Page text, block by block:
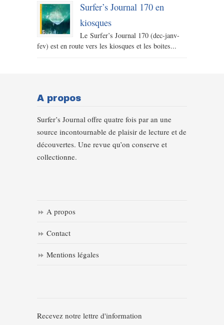
Surfer’s Journal 170 en
kiosques
Le Surfer’s Journal 170 (dec-janv-
fev) est en route vers les kiosques et les boites...
A propos
Surfer’s Journal offre quatre fois par an une
source incontournable de plaisir de lecture et de
découvertes. Une revue qu’on conserve et
collectionne.
A propos
Contact
Mentions légales
Recevez notre lettre d'information